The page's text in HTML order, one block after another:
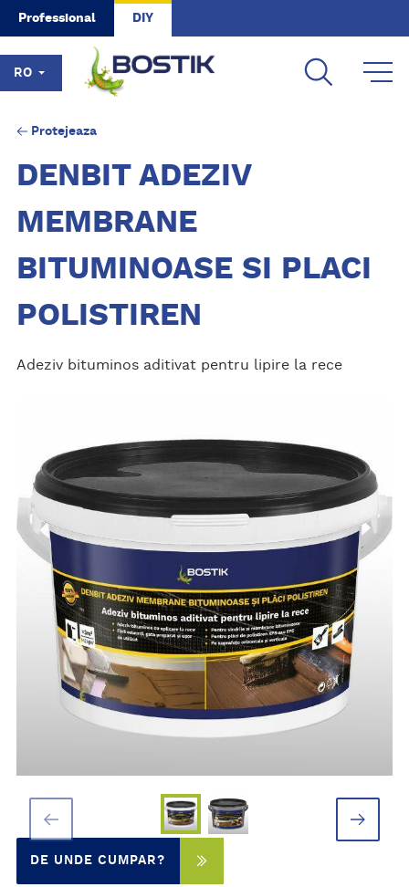
Skip to main content
Professional DIY
RO
Protejeaza
DENBIT ADEZIV
MEMBRANE
BITUMINOASE SI PLACI
POLISTIREN
Adeziv bituminos aditivat pentru lipire la rece
DE UNDE CUMPAR?